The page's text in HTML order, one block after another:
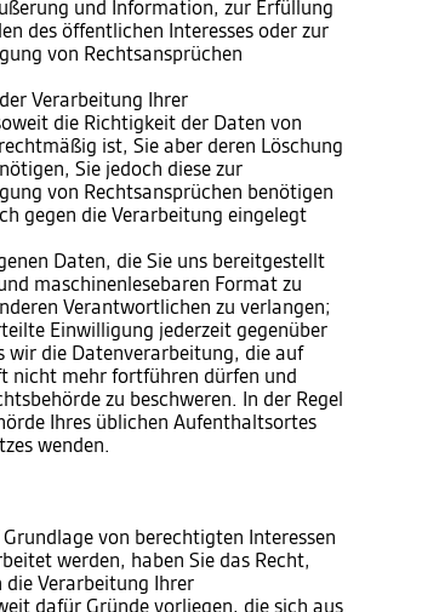
und Information, zur Erfüllung
des öffentlichen Interesses oder zur
von Rechtsansprüchen
Verarbeitung Ihrer
die Richtigkeit der Daten von
ist, Sie aber deren Löschung
Sie jedoch diese zur
von Rechtsansprüchen benötigen
gegen die Verarbeitung eingelegt
Daten, die Sie uns bereitgestellt
maschinenlesebaren Format zu
Verantwortlichen zu verlangen;
Einwilligung jederzeit gegenüber
wir die Datenverarbeitung, die auf
nicht mehr fortführen dürfen und
zu beschweren. In der Regel
Ihres üblichen Aufenthaltsortes
wenden.
von berechtigten Interessen
werden, haben Sie das Recht,
die Verarbeitung Ihrer
dafür Gründe vorliegen, die sich aus